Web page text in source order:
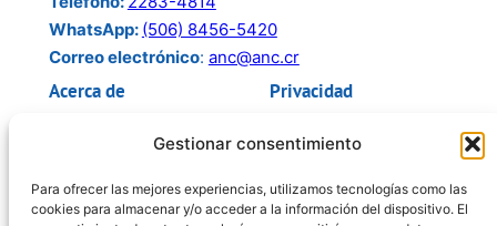
Gestionar consentimiento
Para ofrecer las mejores experiencias, utilizamos tecnologías como las
cookies para almacenar y/o acceder a la información del dispositivo. El
WhatsApp: (506) 8456-5420
Correo electrónico: anc@anc.cr
Acerca de
Acerca de Nosotros
Miembros
Privacidad
Política de Privacidad
Redes Sociales